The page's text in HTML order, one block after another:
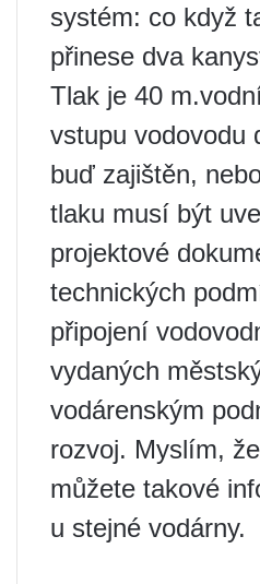
systém: co když
přinese dva
Tlak je 40
vstupu vodovodu
buď zajištěn,
tlaku musí být
projektové
technických
připojení
vydaných
vodárenským
rozvoj. Myslím,
můžete takové
u stejné vodárny.